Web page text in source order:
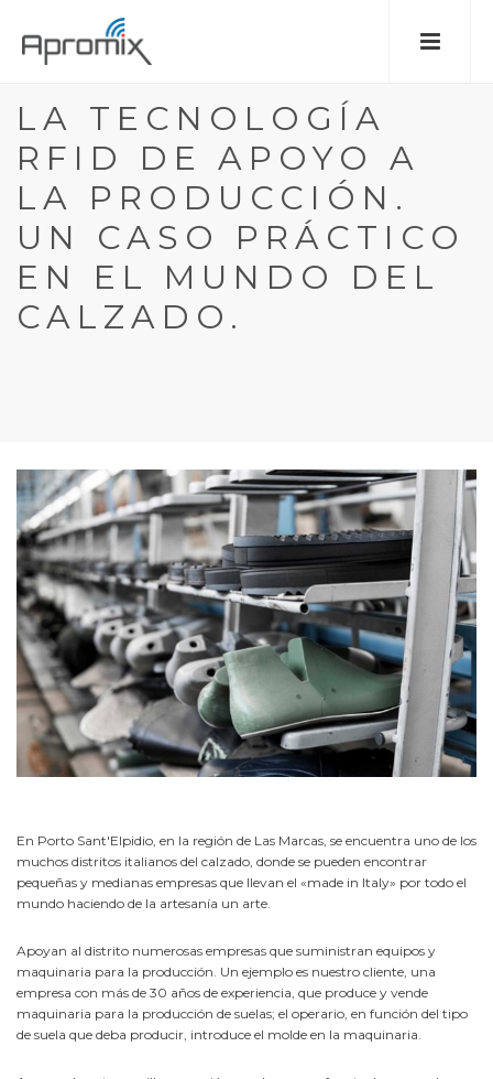
LA TECNOLOGÍA
RFID DE APOYO A
LA PRODUCCIÓN.
UN CASO PRÁCTICO
EN EL MUNDO DEL
CALZADO.
En Porto Sant'Elpidio, en la región de Las Marcas, se encuentra uno de los
muchos distritos italianos del calzado, donde se pueden encontrar
pequeñas y medianas empresas que llevan el «made in Italy» por todo el
mundo haciendo de la artesanía un arte.
Apoyan al distrito numerosas empresas que suministran equipos y
maquinaria para la producción. Un ejemplo es nuestro cliente, una
empresa con más de 30 años de experiencia, que produce y vende
maquinaria para la producción de suelas; el operario, en función del tipo
de suela que deba producir, introduce el molde en la maquinaria.